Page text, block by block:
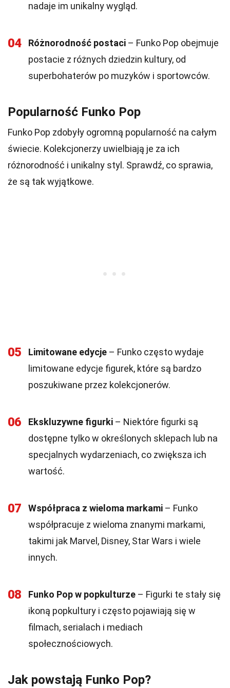
nadaje im unikalny wygląd.
04 Różnorodność postaci – Funko Pop obejmuje
postacie z różnych dziedzin kultury, od
superbohaterów po muzyków i sportowców.
Popularność Funko Pop
Funko Pop zdobyły ogromną popularność na całym
świecie. Kolekcjonerzy uwielbiają je za ich
różnorodność i unikalny styl. Sprawdź, co sprawia,
że są tak wyjątkowe.
05 Limitowane edycje – Funko często wydaje
limitowane edycje figurek, które są bardzo
poszukiwane przez kolekcjonerów.
06 Ekskluzywne figurki – Niektóre figurki są
dostępne tylko w określonych sklepach lub na
specjalnych wydarzeniach, co zwiększa ich
wartość.
07 Współpraca z wieloma markami – Funko
współpracuje z wieloma znanymi markami,
takimi jak Marvel, Disney, Star Wars i wiele
innych.
08 Funko Pop w popkulturze – Figurki te stały się
ikoną popkultury i często pojawiają się w
filmach, serialach i mediach
społecznościowych.
Jak powstają Funko Pop?